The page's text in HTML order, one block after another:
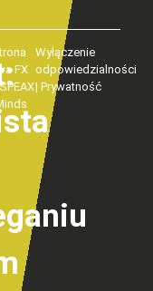
FX
SPEAX
Wyłączenie
odpowiedzialności
|Prywatność